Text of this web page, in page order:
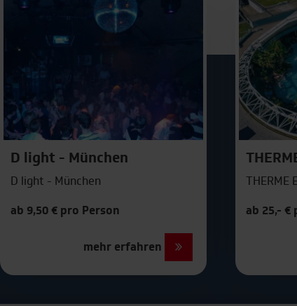
Klassenfahrten
Mailand
Rom
D light - München
D light - München
ab 9,50 € pro Person
mehr erfahren
THERME
ab 25,- €